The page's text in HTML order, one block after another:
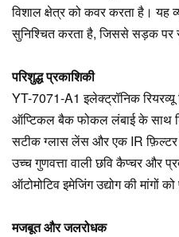
विशाल क्षेत्र को कवर करता है। यह
सुनिश्चित करता है, जिससे सड़क पर
परिशुद्ध प्रकाशिकी
YT-7071-A1 इलेक्ट्रॉनिक
ऑप्टिकल बैक फोकल लंबाई के साथ
सटीक ग्लास लेंस और एक IR फ़िल्टर
उच्च गुणवत्ता वाली छवि कैप्चर और
ऑटोमोटिव इमेजिंग उद्योग की मांगों
मजबूत और जलरोधक